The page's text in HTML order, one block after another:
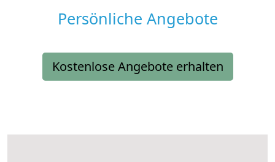
Persönliche Angebote
Kostenlose Angebote erhalten